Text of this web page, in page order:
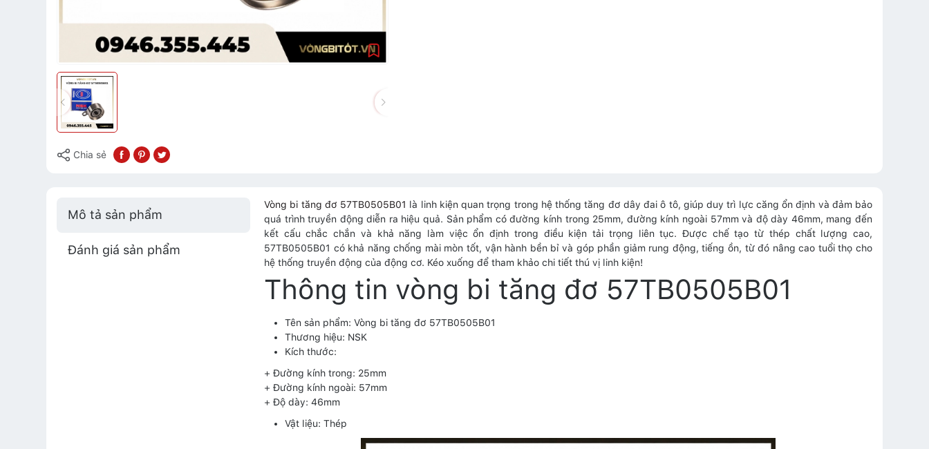
Chia sẻ
Mô tả sản phẩm
Đánh giá sản phẩm
Vòng bi tăng đơ 57TB0505B01 là linh kiện quan trọng trong hệ thống tăng đơ dây đai ô tô, giúp duy trì lực căng ổn định và đảm bảo
quá trình truyền động diễn ra hiệu quả. Sản phẩm có đường kính trong 25mm, đường kính ngoài 57mm và độ dày 46mm, mang đến
kết cấu chắc chắn và khả năng làm việc ổn định trong điều kiện tải trọng liên tục. Được chế tạo từ thép chất lượng cao,
57TB0505B01 có khả năng chống mài mòn tốt, vận hành bền bỉ và góp phần giảm rung động, tiếng ồn, từ đó nâng cao tuổi thọ cho
hệ thống truyền động của động cơ. Kéo xuống để tham khảo chi tiết thú vị linh kiện!
Thông tin vòng bi tăng đơ 57TB0505B01
Tên sản phẩm: Vòng bi tăng đơ 57TB0505B01
Thương hiệu: NSK
Kích thước:
+ Đường kính trong: 25mm
+ Đường kính ngoài: 57mm
+ Độ dày: 46mm
Vật liệu: Thép